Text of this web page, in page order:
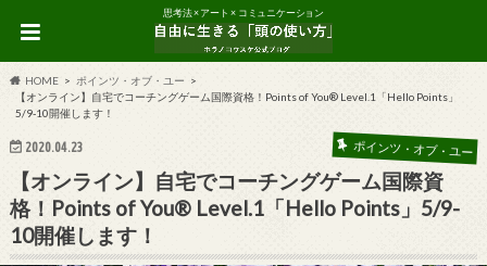
思考法 × アート × コミュニケーション
HOME
ポインツ・オブ・ユー
【オンライン】自宅でコーチングゲーム国際資格！Points of You® Level.1「Hello Points」
5/9-10開催します！
2020.04.23 ポインツ・オブ・ユー
【オンライン】自宅でコーチングゲーム国際資
格！Points of You® Level.1「Hello Points」5/9-
10開催します！